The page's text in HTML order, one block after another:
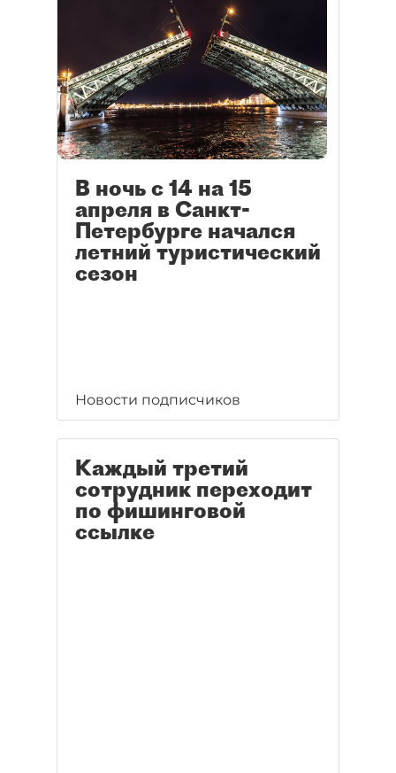
В ночь с 14 на 15
апреля в Санкт-
Петербурге начался
летний туристический
сезон
Новости подписчиков
Каждый третий
сотрудник переходит
по фишинговой
ссылке